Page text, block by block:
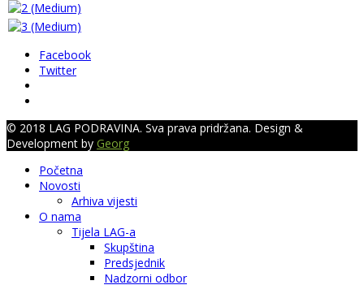
Facebook
Twitter
© 2018 LAG PODRAVINA. Sva prava pridržana. Design &
Development by Georg
Početna
Novosti
Arhiva vijesti
O nama
Tijela LAG-a
Skupština
Predsjednik
Nadzorni odbor